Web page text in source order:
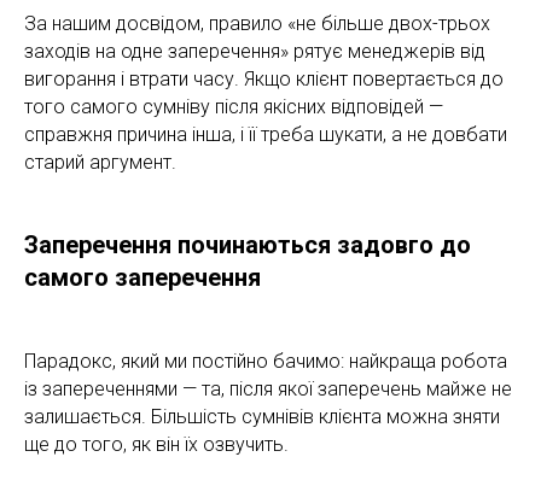
За нашим досвідом, правило «не більше двох-трьох
заходів на одне заперечення» рятує менеджерів від
вигорання і втрати часу. Якщо клієнт повертається до
того самого сумніву після якісних відповідей —
справжня причина інша, і її треба шукати, а не довбати
старий аргумент.
Заперечення починаються задовго до
самого заперечення
Парадокс, який ми постійно бачимо: найкраща робота
із запереченнями — та, після якої заперечень майже не
залишається. Більшість сумнівів клієнта можна зняти
ще до того, як він їх озвучить.